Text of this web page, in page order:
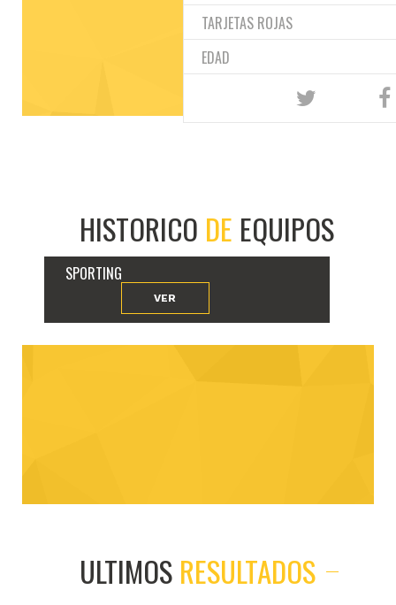
TARJETAS ROJAS
EDAD
HISTORICO DE EQUIPOS
SPORTING
VER
ULTIMOS RESULTADOS